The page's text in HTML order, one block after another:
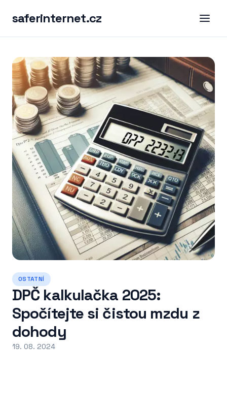
saferinternet.cz
OSTATNÍ
DPČ kalkulačka 2025:
Spočítejte si čistou mzdu z
dohody
19. 08. 2024